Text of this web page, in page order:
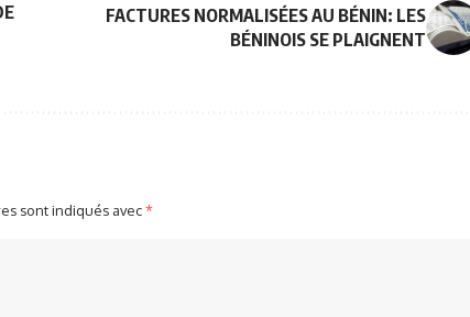
FACTURES NORMALISÉES AU BÉNIN: LES
BÉNINOIS SE PLAIGNENT
sont indiqués avec*